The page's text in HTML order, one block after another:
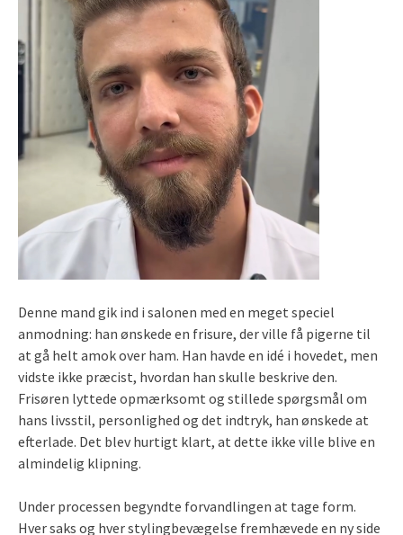
Denne mand gik ind i salonen med en meget speciel
anmodning: han ønskede en frisure, der ville få pigerne til
at gå helt amok over ham. Han havde en idé i hovedet, men
vidste ikke præcist, hvordan han skulle beskrive den.
Frisøren lyttede opmærksomt og stillede spørgsmål om
hans livsstil, personlighed og det indtryk, han ønskede at
efterlade. Det blev hurtigt klart, at dette ikke ville blive en
almindelig klipning.
Under processen begyndte forvandlingen at tage form.
Hver saks og hver stylingbevægelse fremhævede en ny side